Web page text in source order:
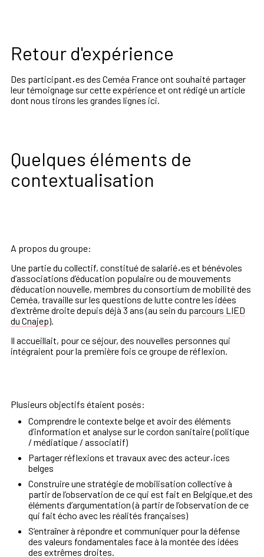
Retour d'expérience
Des participant·es des Ceméa France ont souhaité partager
leur témoignage sur cette expérience et ont rédigé un article
dont nous tirons les grandes lignes ici.
Quelques éléments de
contextualisation
A propos du groupe:
Une partie du collectif, constitué de salarié·es et bénévoles
d’associations d’éducation populaire ou de mouvements
d’éducation nouvelle, membres du consortium de mobilité des
Ceméa, travaille sur les questions de lutte contre les idées
d'extrême droite depuis déjà 3 ans (au sein du parcours LIED
du Cnajep).
Il accueillait, pour ce séjour, des nouvelles personnes qui
intégraient pour la première fois ce groupe de réflexion.
Plusieurs objectifs étaient posés:
Comprendre le contexte belge et avoir des éléments
d’information et analyse sur le cordon sanitaire (politique
/ médiatique / associatif)
Partager réflexions et travaux avec des acteur·ices
belges
Construire une stratégie de mobilisation collective à
partir de l’observation de ce qui est fait en Belgique,et des
éléments d’argumentation (à partir de l’observation de ce
qui fait écho avec les réalités françaises)
S’entraîner à répondre et communiquer pour la défense
des valeurs fondamentales face à la montée des idées
des extrêmes droites.